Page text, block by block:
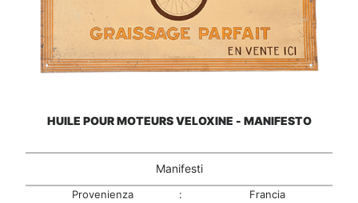
HUILE POUR MOTEURS VELOXINE - MANIFESTO
Manifesti
Provenienza :
Francia